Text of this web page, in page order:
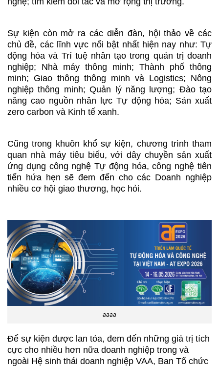
Sự kiện còn mở ra các diễn đàn, hội thảo về các
chủ đề, các lĩnh vực nổi bật nhất hiện nay như: Tự
động hóa và Trí tuệ nhân tạo trong quản trị doanh
nghiệp; Nhà máy thông minh; Thành phố thông
minh; Giao thông thông minh và Logistics; Nông
nghiệp thông minh; Quản lý năng lượng; Đào tạo
nâng cao nguồn nhân lực Tự động hóa; Sản xuất
zero carbon và Kinh tế xanh.
Cũng trong khuôn khổ sự kiện, chương trình tham
quan nhà máy tiêu biểu, với dây chuyền sản xuất
ứng dụng công nghệ Tự động hóa, công nghệ tiên
tiến hứa hẹn sẽ đem đến cho các Doanh nghiệp
nhiều cơ hội giao thương, học hỏi.
aaaa
Để sự kiện được lan tỏa, đem đến những giá trị tích
cực cho nhiều hơn nữa doanh nghiệp trong và
ngoài Hệ sinh thái doanh nghiệp VAA, Ban Tổ chức